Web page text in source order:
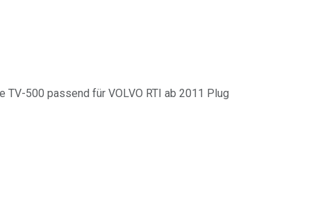
500 passend für VOLVO RTI ab 2011 Plug